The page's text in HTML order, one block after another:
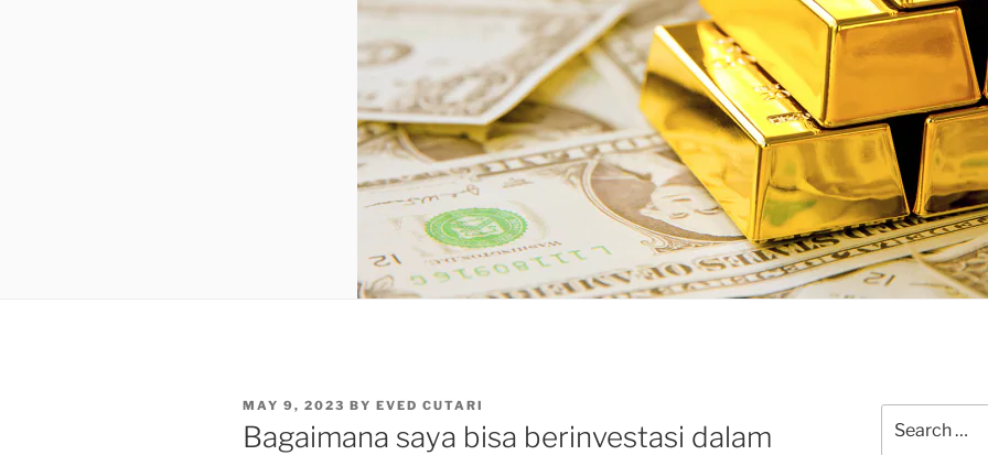
POSTED
ON
MAY 9, 2023 BY EVED CUTARI
Bagaimana saya bisa berinvestasi dalam
for: